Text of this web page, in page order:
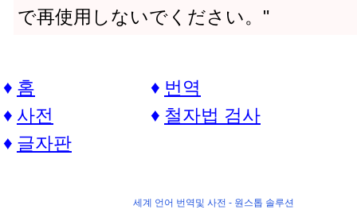
で再使用しないでください。"
홈
번역
사전
철자법 검사
글자판
세계 언어 번역및 사전 - 원스톱 솔루션